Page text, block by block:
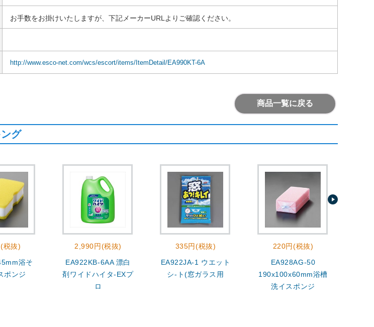
お手数をお掛けいたしますが、下記メーカーURLよりご確認ください。
http://www.esco-net.com/wcs/escort/items/ItemDetail/EA990KT-6A
商品一覧に戻る
グ
税抜)
浴そ
ポンジ
2,990円(税抜)
EA922KB-6AA 漂白
剤ワイドハイタ-EXプ
ロ
335円(税抜)
EA922JA-1 ウエット
シ-ト(窓ガラス用
220円(税抜)
EA928AG-50
190x100x60mm浴槽
洗イスポンジ